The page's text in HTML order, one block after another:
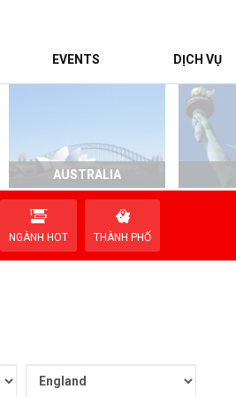
EVENTS DỊCH VỤ
AUSTRALIA
NGÀNH HOT THÀNH PHỐ